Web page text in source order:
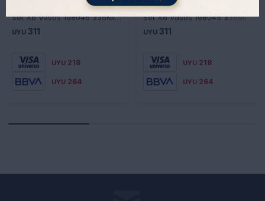
Set X6 Vasos 198046 336Ml Esmeralda Universo Binario - TRANSPARENTE
UYU 311
UYU 218
UYU 264
Set X6 Vasos 198045 336Ml Diamante Universo Binario - TRANSPARENTE
UYU 311
UYU 218
UYU 264